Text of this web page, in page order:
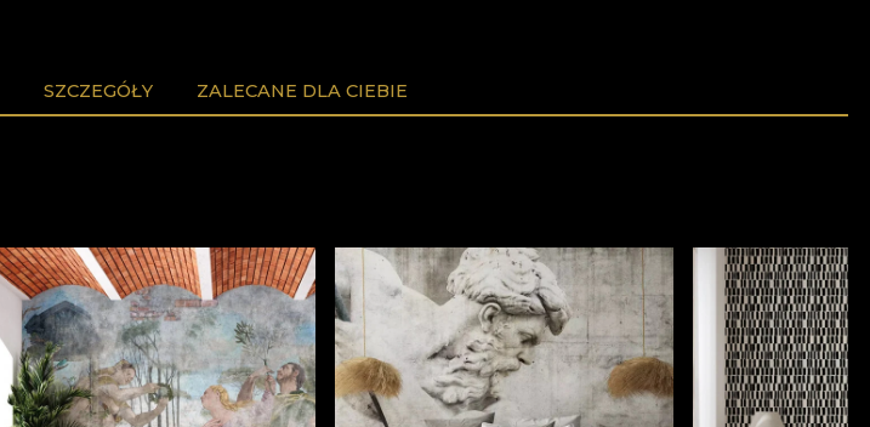
SZCZEGÓŁY ZALECANE DLA CIEBIE